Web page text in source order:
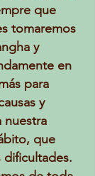
que
tomaremos
y
en
para
y
nuestra
que
dificultades.